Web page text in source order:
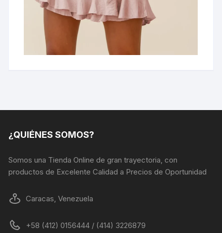
¿QUIÉNES SOMOS?
Somos una Tienda Online de gran trayectoria, con
productos de Excelente Calidad a Precios de Oportunidad
Caracas, Venezuela
+58 (412) 0156444 / (414) 3226879